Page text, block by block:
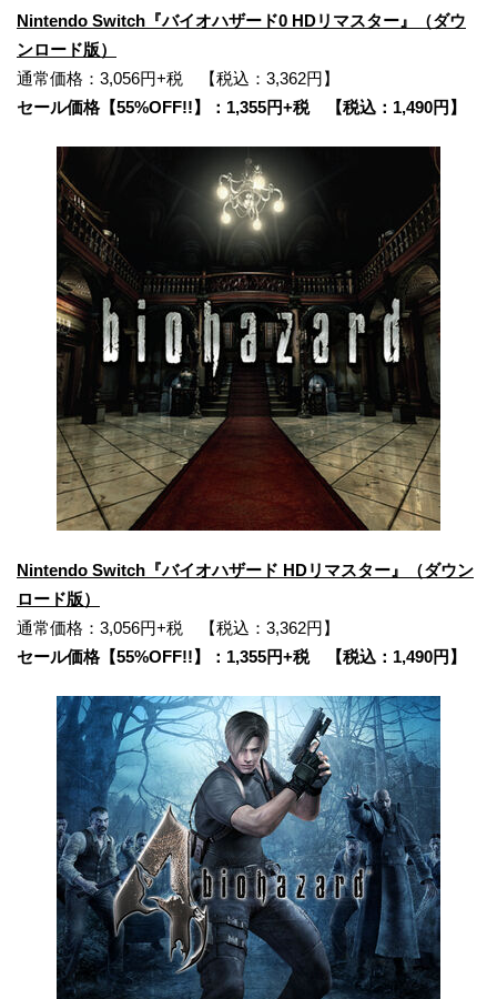
Nintendo Switch『バイオハザード0 HDリマスター』（ダウ
ンロード版）
通常価格：3,056円+税 【税込：3,362円】
セール価格【55%OFF!!】：1,355円+税 【税込：1,490円】
Nintendo Switch『バイオハザード HDリマスター』（ダウン
ロード版）
通常価格：3,056円+税 【税込：3,362円】
セール価格【55%OFF!!】：1,355円+税 【税込：1,490円】